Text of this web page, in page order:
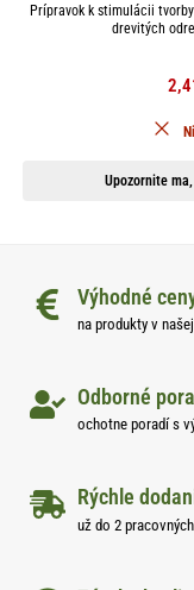
Prípravok k stimulácii
drevitých
Upozornite
Výhodné
na produkty v
Odborné
ochotne poradí s
Rýchle
už do 2